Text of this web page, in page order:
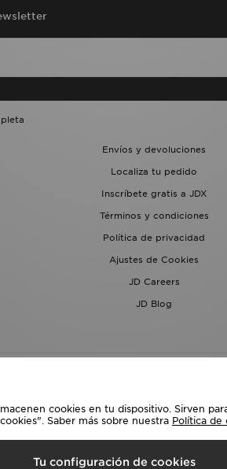
Envíos y devoluciones
Localiza tu pedido
Inscríbete gratis a JDX
Términos y condiciones
Política de privacidad
Ajustes de Cookies
JD Careers
JD Blog
cookies en tu dispositivo. Sirven
Saber más sobre nuestra Política de
Tu configuración de cookies